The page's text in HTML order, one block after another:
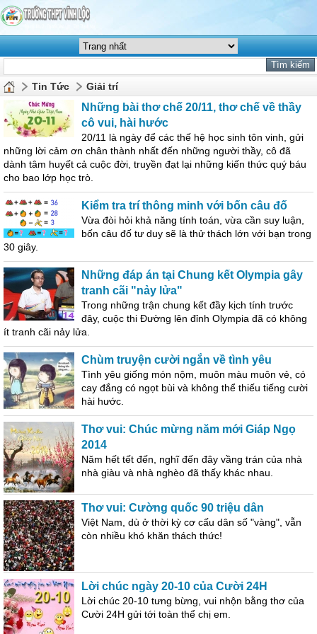
Tin Tức Giải trí
Những bài thơ chế 20/11, thơ chế về thầy
cô vui, hài hước
20/11 là ngày để các thế hệ học sinh tôn vinh, gửi
những lời cảm ơn chân thành nhất đến những người thầy, cô đã
dành tâm huyết cả cuộc đời, truyền đạt lại những kiến thức quý báu
cho bao lớp học trò.
Kiểm tra trí thông minh với bốn câu đố
Vừa đòi hỏi khả năng tính toán, vừa cần suy luận,
bốn câu đố tư duy sẽ là thử thách lớn với bạn trong
30 giây.
Những đáp án tại Chung kết Olympia gây
tranh cãi "nảy lửa"
Trong những trận chung kết đầy kịch tính trước
đây, cuộc thi Đường lên đỉnh Olympia đã có không
ít tranh cãi nảy lửa.
Chùm truyện cười ngắn về tình yêu
Tình yêu giống món nộm, muôn màu muôn vẻ, có
cay đắng có ngọt bùi và không thể thiếu tiếng cười
hài hước.
Thơ vui: Chúc mừng năm mới Giáp Ngọ
2014
Năm hết tết đến, nghĩ đến đây vầng trán của nhà
nhà giàu và nhà nghèo đã thấy khác nhau.
Thơ vui: Cường quốc 90 triệu dân
Việt Nam, dù ở thời kỳ cơ cấu dân số "vàng", vẫn
còn nhiều khó khăn thách thức!
Lời chúc ngày 20-10 của Cười 24H
Lời chúc 20-10 tưng bừng, vui nhộn bằng thơ của
Cười 24H gửi tới toàn thể chị em.